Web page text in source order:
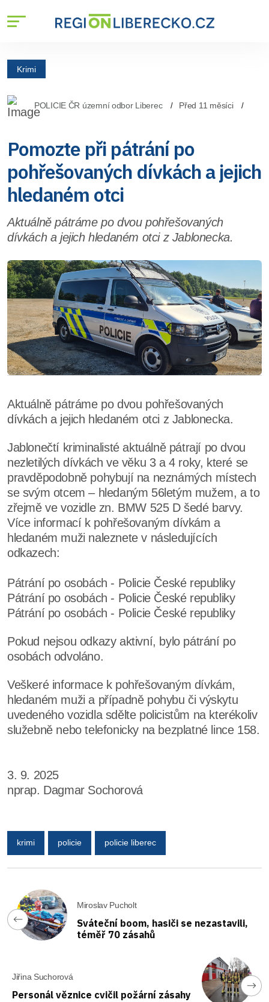
Krimi
POLICIE ČR územní odbor Liberec Před 11 měsíci
Pomozte při pátrání po
pohřešovaných dívkách a jejich
hledaném otci
Aktuálně pátráme po dvou pohřešovaných
dívkách a jejich hledaném otci z Jablonecka.
Aktuálně pátráme po dvou pohřešovaných
dívkách a jejich hledaném otci z Jablonecka.
Jablonečtí kriminalisté aktuálně pátrají po dvou
nezletilých dívkách ve věku 3 a 4 roky, které se
pravděpodobně pohybují na neznámých místech
se svým otcem – hledaným 56letým mužem, a to
zřejmě ve vozidle zn. BMW 525 D šedé barvy.
Více informací k pohřešovaným dívkám a
hledaném muži naleznete v následujících
odkazech:
Pátrání po osobách - Policie České republiky
Pátrání po osobách - Policie České republiky
Pátrání po osobách - Policie České republiky
Pokud nejsou odkazy aktivní, bylo pátrání po
osobách odvoláno.
Veškeré informace k pohřešovaným dívkám,
hledaném muži a případně pohybu či výskytu
uvedeného vozidla sdělte policistům na kterékoliv
služebně nebo telefonicky na bezplatné lince 158.
3. 9. 2025
nprap. Dagmar Sochorová
krimi policie policie liberec
Miroslav Pucholt
Sváteční boom, hasiči se nezastavili,
téměř 70 zásahů
Jiřina Suchorová
Personál věznice cvičil požární zásahy